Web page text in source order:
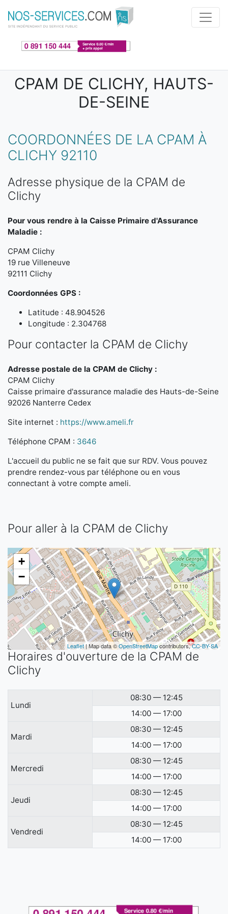
Aller au contenu principal
CPAM DE CLICHY, HAUTS-
DE-SEINE
COORDONNÉES DE LA CPAM À
CLICHY 92110
Adresse physique de la CPAM de
Clichy
Pour vous rendre à la Caisse Primaire d'Assurance
Maladie :
CPAM Clichy
19 rue Villeneuve
92111 Clichy
Coordonnées GPS :
Latitude : 48.904526
Longitude : 2.304768
Pour contacter la CPAM de Clichy
Adresse postale de la CPAM de Clichy :
CPAM Clichy
Caisse primaire d'assurance maladie des Hauts-de-Seine
92026 Nanterre Cedex
Site internet : https://www.ameli.fr
Téléphone CPAM : 3646
L'accueil du public ne se fait que sur RDV. Vous pouvez
prendre rendez-vous par téléphone ou en vous
connectant à votre compte ameli.
Pour aller à la CPAM de Clichy
+
−
Leaflet| Map data ©OpenStreetMapcontributors,CC-BY-SA
Horaires d'ouverture de la CPAM de
Clichy
Lundi
08:30 — 12:45
14:00 — 17:00
Mardi
08:30 — 12:45
14:00 — 17:00
Mercredi
08:30 — 12:45
14:00 — 17:00
Jeudi
08:30 — 12:45
14:00 — 17:00
Vendredi
08:30 — 12:45
14:00 — 17:00